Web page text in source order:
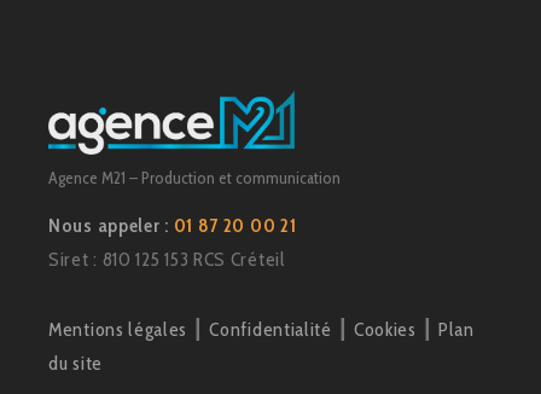
Agence M21 – Production et communication
Nous appeler : 01 87 20 00 21
Siret : 810 125 153 RCS Créteil
Mentions légales ┃Confidentialité Cookies
Plan
du site